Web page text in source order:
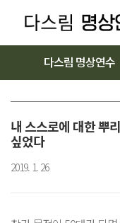
다스림 명상연수
내 스스로에 대한 뿌
싶었다
2019. 1. 26